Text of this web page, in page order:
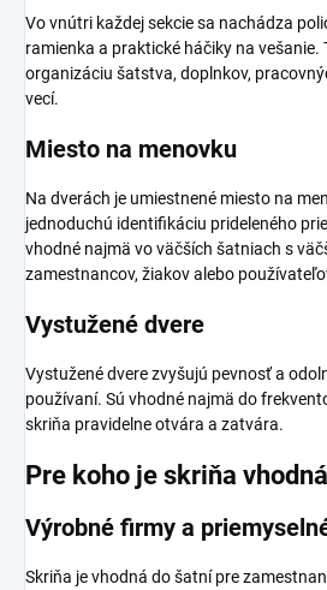
Vo vnútri každej sekcie sa nachádza
ramienka a praktické háčiky na
organizáciu šatstva, doplnkov,
vecí.
Miesto na menovku
Na dverách je umiestnené miesto na
jednoduchú identifikáciu prideleného
vhodné najmä vo väčších šatniach s
zamestnancov, žiakov alebo
Vystužené dvere
Vystužené dvere zvyšujú pevnosť a
používaní. Sú vhodné najmä do
skriňa pravidelne otvára a zatvára.
Pre koho je skriňa vhodná
Výrobné firmy a
Skriňa je vhodná do šatní pre